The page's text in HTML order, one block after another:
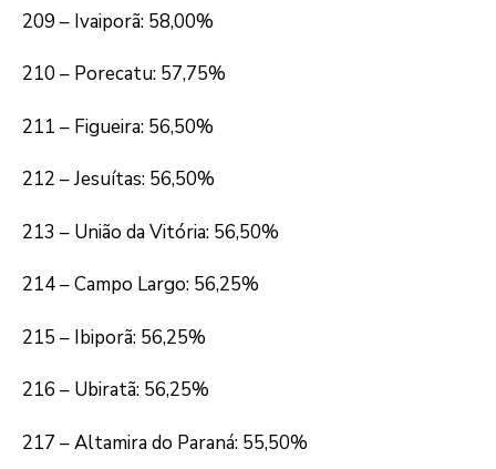
209 – Ivaiporã: 58,00%
210 – Porecatu: 57,75%
211 – Figueira: 56,50%
212 – Jesuítas: 56,50%
213 – União da Vitória: 56,50%
214 – Campo Largo: 56,25%
215 – Ibiporã: 56,25%
216 – Ubiratã: 56,25%
217 – Altamira do Paraná: 55,50%